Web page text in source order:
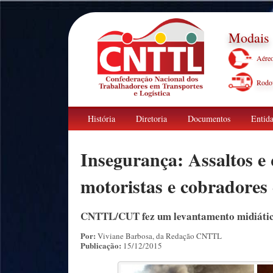
Modais
História Diretoria Documentos
Insegurança: Assaltos
motoristas e
CNTTL/CUT fez um levantamento
Por: Viviane Barbosa, da Redação CNTTL
Publicação: 15/12/2015